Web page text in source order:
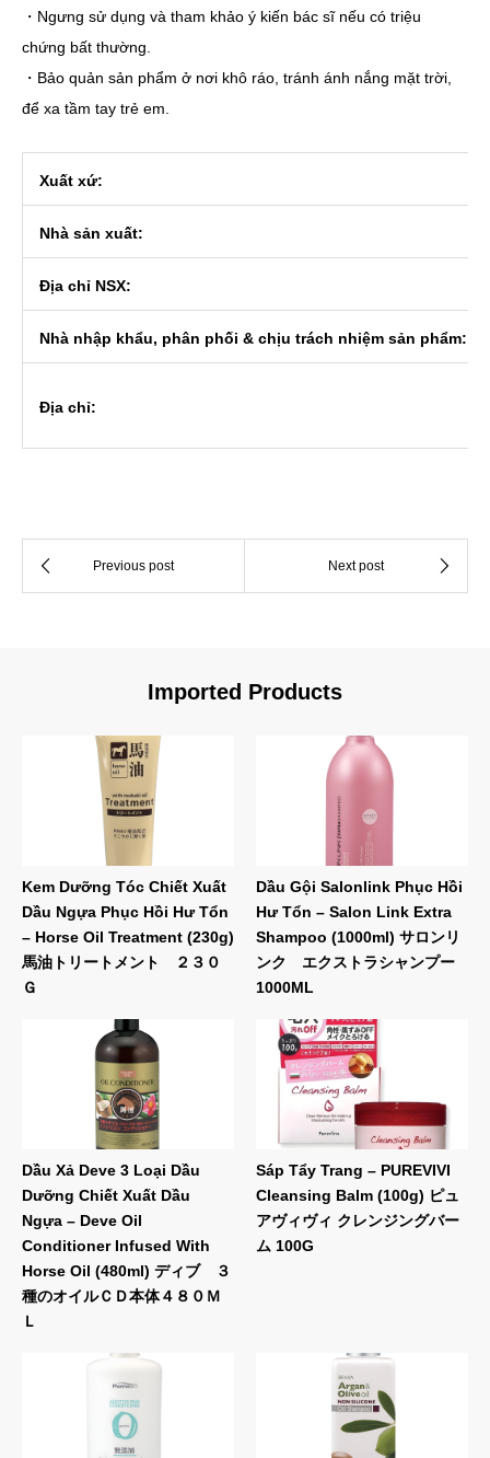
・Ngưng sử dụng và tham khảo ý kiến bác sĩ nếu có triệu
chứng bất thường.
・Bảo quản sản phẩm ở nơi khô ráo, tránh ánh nắng mặt trời,
để xa tầm tay trẻ em.
Xuất xứ:
Nhà sản xuất:
Địa chỉ NSX:
Nhà nhập khẩu, phân phối & chịu trách nhiệm sản phẩm:
Địa chỉ:
Imported Products
Kem Dưỡng Tóc Chiết Xuất
Dầu Ngựa Phục Hồi Hư Tổn
– Horse Oil Treatment (230g)
馬油トリートメント ２３０
Ｇ
Dầu Gội Salonlink Phục Hồi
Hư Tổn – Salon Link Extra
Shampoo (1000ml) サロンリ
ンク エクストラシャンプー
1000ML
Dầu Xả Deve 3 Loại Dầu
Dưỡng Chiết Xuất Dầu
Ngựa – Deve Oil
Conditioner Infused With
Horse Oil (480ml) ディブ ３
種のオイルＣＤ本体４８０Ｍ
Ｌ
Sáp Tẩy Trang – PUREVIVI
Cleansing Balm (100g) ピュ
アヴィヴィ クレンジングバー
ム 100G